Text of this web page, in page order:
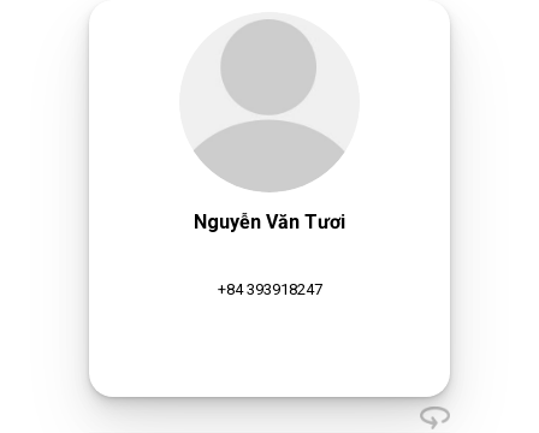
Nguyễn Văn Tươi
+84 393918247